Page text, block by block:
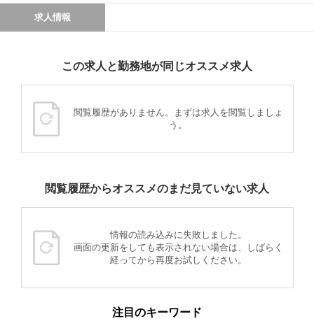
求人情報
この求人と勤務地が同じオススメ求人
閲覧履歴がありません。まずは求人を閲覧しましょ
う。
閲覧履歴からオススメのまだ見ていない求人
情報の読み込みに失敗しました。
画面の更新をしても表示されない場合は、しばらく
経ってから再度お試しください。
注目のキーワード